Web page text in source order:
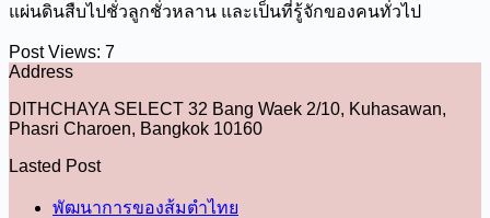
แผ่นดินสืบไปชั่วลูกชั่วหลาน และเป็นที่รู้จักของคนทั่วไป
Post Views: 7
Address
DITHCHAYA SELECT 32 Bang Waek 2/10, Kuhasawan,
Phasri Charoen, Bangkok 10160
Lasted Post
พัฒนาการของส้มตำไทย